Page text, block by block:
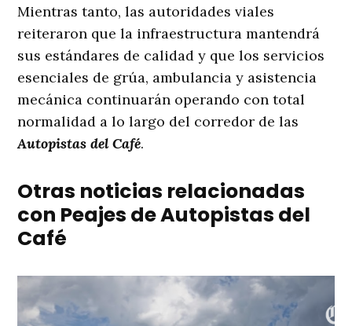
Mientras tanto, las autoridades viales
reiteraron que la infraestructura mantendrá
sus estándares de calidad y que los servicios
esenciales de grúa, ambulancia y asistencia
mecánica continuarán operando con total
normalidad a lo largo del corredor de las
Autopistas del Café.
Otras noticias relacionadas
con Peajes de Autopistas del
Café